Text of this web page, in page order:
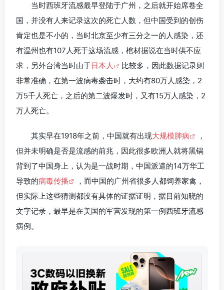
当时西班牙流感最早登陆于广州，之后就开始席卷全
国，并没有人来记录这次的死亡人数，但中国受到的创伤
肯定也是不小的，当时北京至少有三分之一的人感染，还
有温州也有107人死于这场流感，棺材据说在当时供不应
求，另外台湾当时由于日本人
比较多，因此数据记录则
非常准确，在第一波病毒袭击时，大约有80万人感染，2
万5千人死亡，之后的第二波爆发时，又有15万人感染，2
万人死亡。
其实早在1918年之前，中国就有出现大规模肺病
，
但并未明确是否是流感的前兆，因此很多欧洲人就将黑锅
背到了中国身上，认为是一战时期，中国派遣的14万华工
导致的病毒传播
，而中国的广州省很多人都饲养家禽，
但实际上这些猜测都没有具体的证据证明，据目前知晓的
文字记录，最早是在美国的军营发现的第一例西班牙流感
病例。